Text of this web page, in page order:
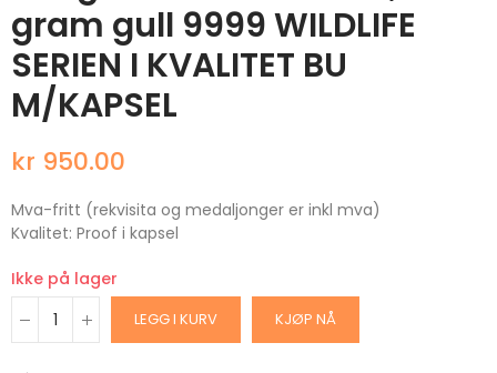
gram gull 9999 WILDLIFE
SERIEN I KVALITET BU
M/KAPSEL
kr 950.00
Mva-fritt (rekvisita og medaljonger er inkl mva)
Kvalitet: Proof i kapsel
Ikke på lager
LEGG I KURV KJØP NÅ